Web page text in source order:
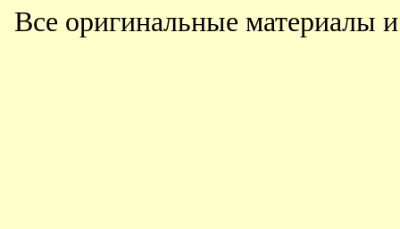
Все оригинальные материалы